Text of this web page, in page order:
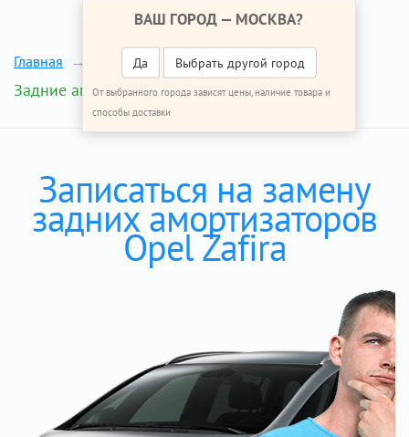
ВАШ ГОРОД — МОСКВА?
Да Выбрать другой город
От выбранного города зависят цены, наличие товара и
способы доставки
Главная Ремонт Опель Зафира
Задние амортизаторы
Записаться на замену
задних амортизаторов
Opel Zafira